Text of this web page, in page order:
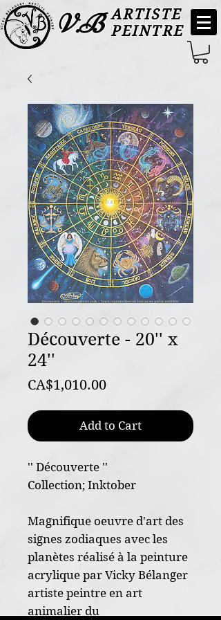
V.B ARTISTE
PEINTRE
Découverte - 20'' x
24''
CA$1,010.00Price
Add to Cart
'' Découverte ''
Collection; Inktober
Magnifique oeuvre d'art des
signes zodiaques avec les
planètes réalisé à la peinture
acrylique par Vicky Bélanger
artiste peintre en art
animalier du